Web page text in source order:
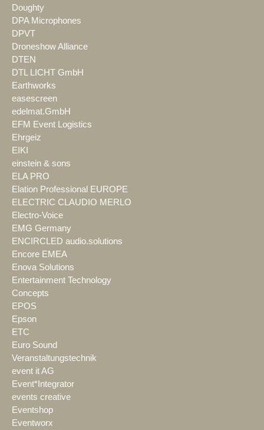
Doughty
DPA Microphones
DPVT
Droneshow Alliance
DTEN
DTL LICHT GmbH
Earthworks
easescreen
edelmat.GmbH
EFM Event Logistics
Ehrgeiz
EIKI
einstein & sons
ELA PRO
Elation Professional EUROPE
ELECTRIC CLAUDIO MERLO
Electro-Voice
EMG Germany
ENCIRCLED audio.solutions
Encore EMEA
Enova Solutions
Entertainment Technology
Concepts
EPOS
Epson
ETC
Euro Sound
Veranstaltungstechnik
event it AG
Event*Integrator
events creative
Eventshop
Eventworx